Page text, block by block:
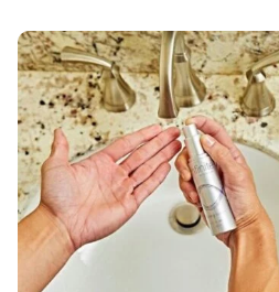
el
cuidado
facial
cantidad